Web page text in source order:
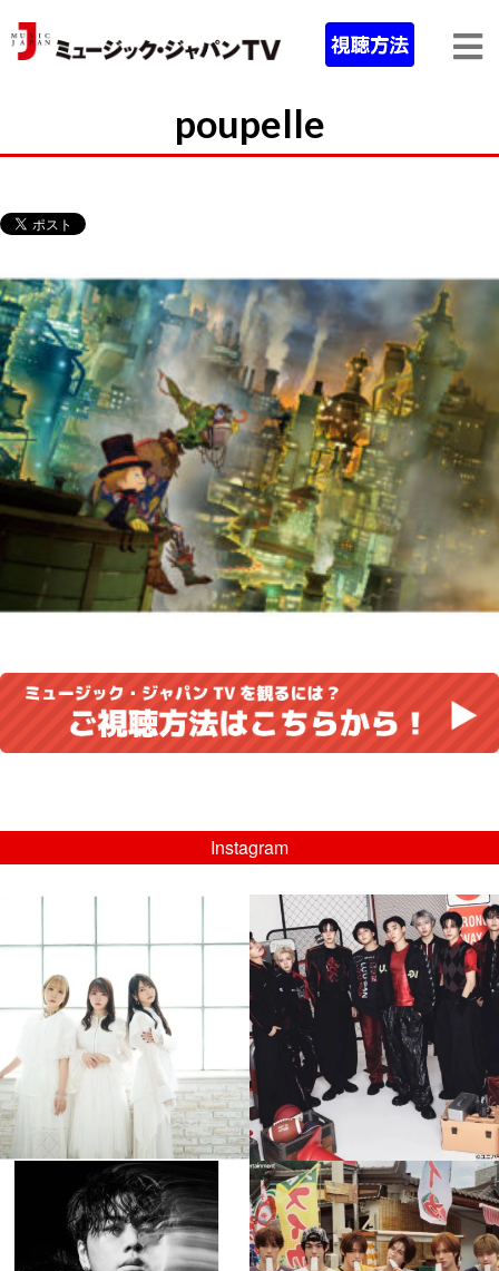
poupelle
Instagram
...
8月 4
4 0
musicjapantv
💡08/05(水)23:00特番放送！
...
8月 4
4 0
musicjapantv
💡8月特番放送決定！
...
8月 4
musicjapantv
💡8月特番放送決定！
...
8月 4